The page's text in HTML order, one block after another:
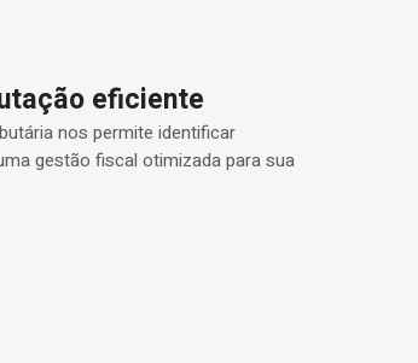
eficiente
nos permite identificar
gestão fiscal otimizada para sua